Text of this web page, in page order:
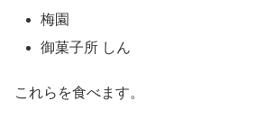
梅園
御菓子所 しん
これらを食べます。